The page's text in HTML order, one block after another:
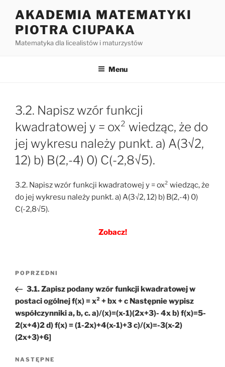
treści
AKADEMIA MATEMATYKI
PIOTRA CIUPAKA
Matematyka dla licealistów i maturzystów
Menu
3.2. Napisz wzór funkcji
kwadratowej y = ox² wiedząc, że do
jej wykresu należy punkt. a) A(3√2,
12) b) B(2,-4) 0) C(-2,8√5).
3.2. Napisz wzór funkcji kwadratowej y = ox² wiedząc, że
do jej wykresu należy punkt. a) A(3√2, 12) b) B(2,-4) 0)
C(-2,8√5).
Zobacz!
Nawigacja
Poprzedni
wpis
POPRZEDNI
3.1. Zapisz podany wzór funkcji kwadratowej w
postaci ogólnej f(x) = x² + bx + c Następnie wypisz
współczynniki a, b, c. a)/(x)=(x-1)(2x+3)- 4x b) f(x)=5-
2(x+4)2 d) f(x) = (1-2x)+4(x-1)+3 c)/(x)=-3(x-2)
(2x+3)+6]
Następny
NASTĘPNE